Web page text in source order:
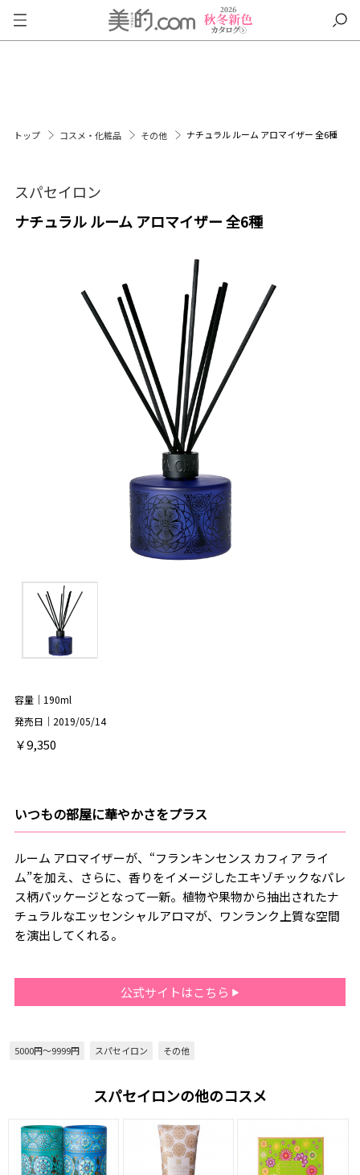
トップ コスメ・化粧品 その他 ナチュラル ルーム アロマイザー 全6種
スパセイロン
ナチュラル ルーム アロマイザー 全6種
容量｜190ml
発売日｜2019/05/14
￥9,350
いつもの部屋に華やかさをプラス
ルーム アロマイザーが、“フランキンセンス カフィア ライ
ム”を加え、さらに、香りをイメージしたエキゾチックなパレ
ス柄パッケージとなって一新。植物や果物から抽出されたナ
チュラルなエッセンシャルアロマが、ワンランク上質な空間
を演出してくれる。
公式サイトはこちら
5000円～9999円 スパセイロン その他
スパセイロンの他のコスメ